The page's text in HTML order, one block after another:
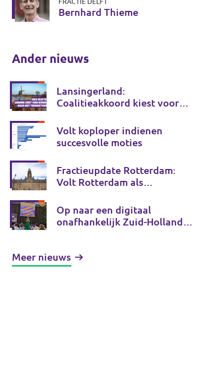
Bernhard Thieme
Ander nieuws
Lansingerland:
Coalitieakkoord kiest voor
voor de toekomst
Volt koploper indienen
succesvolle moties
Fractieupdate Rotterdam:
Volt Rotterdam als
Op naar een digitaal
onafhankelijk Zuid-Holland
Zuid-Holland
Meer nieuws